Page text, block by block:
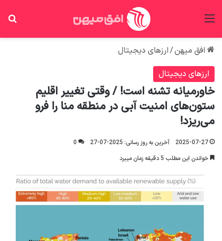
افق میهن/ارزهای دیجیتال
ارزهای دیجیتال
خاورمیانه تشنه است! / وقتی تغییر اقلیم
ستون‌های امنیت آبی در منطقه منا را فرو
می‌ریزد!
2025-07-27 آخرین به روز رسانی: 2025-07-27
0
خواندن این مطلب 5 دقیقه زمان میبرد